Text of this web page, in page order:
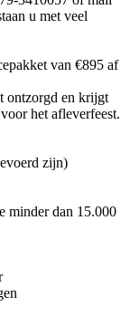
u met veel
van €895 af
ontzorgd en krijgt
het afleverfeest.
zijn)
minder dan 15.000